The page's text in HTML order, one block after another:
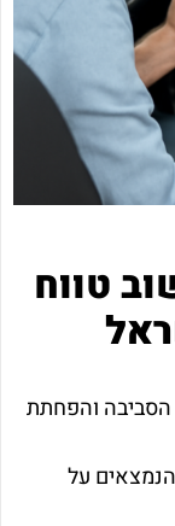
טווח
הסביבה והפחתת
על